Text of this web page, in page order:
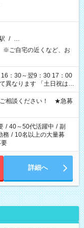
/ …
※ご自宅の近くなど、お
：30～翌9：30 17：00
「土日祝は休
少し遅い時間から始めた
します。 ※未経験
事を経験いただき、 お
。
ご相談ください！ ★急募
/ 40～50代活躍中 / 副
務 / 10名以上の大量募
詳細へ